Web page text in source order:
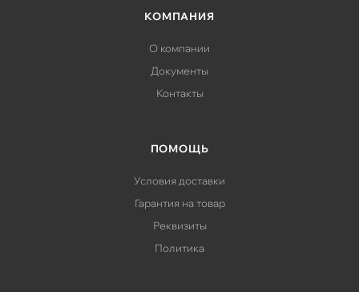
КОМПАНИЯ
О компании
Документы
Контакты
ПОМОЩЬ
Условия доставки
Гарантия на товар
Реквизиты
Политика